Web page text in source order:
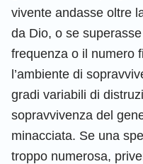
vivente andasse oltre
da Dio, o se
frequenza o il numero
l’ambiente di
gradi variabili di
sopravvivenza del
minacciata. Se una
troppo numerosa,